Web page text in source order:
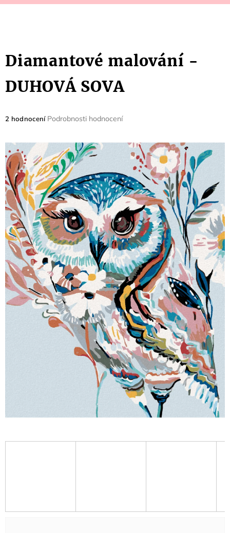
Diamantové malování -
DUHOVÁ SOVA
Průměrné
je
5,0
z
5
hvězdiček.
2 hodnocení Podrobnosti hodnocení